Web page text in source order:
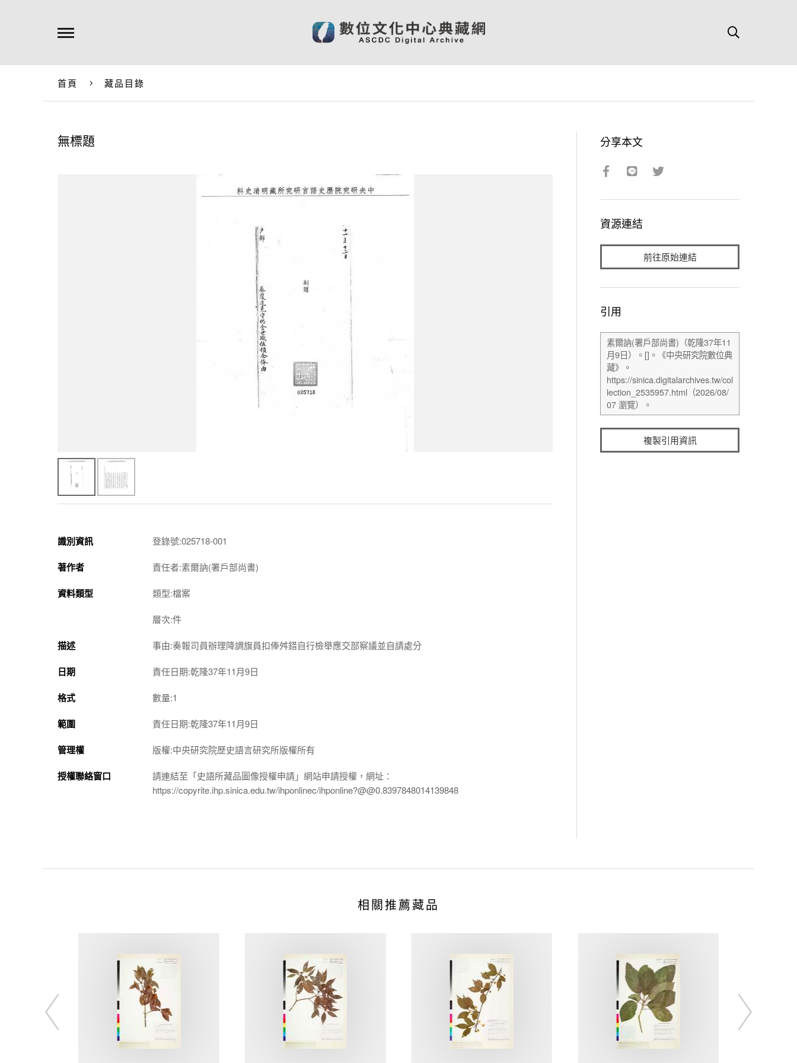
首頁 藏品目錄
無標題
識別資訊 登錄號:025718-001
著作者 責任者:素爾訥(署戶部尚書)
資料類型 類型:檔案
層次:件
描述 事由:奏報司員辦理降調旗員扣俸舛錯自行檢舉應交部察議並自請處分
日期 責任日期:乾隆37年11月9日
格式 數量:1
範圍 責任日期:乾隆37年11月9日
管理權 版權:中央研究院歷史語言研究所版權所有
授權聯絡窗口
請連結至「史語所藏品圖像授權申請」網站申請授權，網址：
https://copyrite.ihp.sinica.edu.tw/ihponlinec/ihponline?@@0.8397848014139848
分享本文
資源連結
前往原始連結
引用
複製引用資訊
相關推薦藏品